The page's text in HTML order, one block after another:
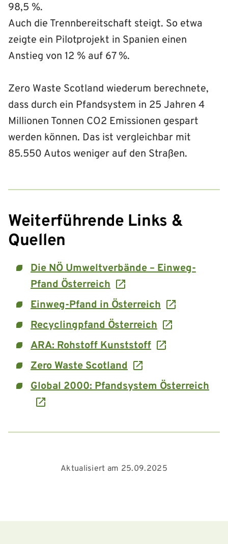
98,5 %.
Auch die Trennbereitschaft steigt. So etwa
zeigte ein Pilotprojekt in Spanien einen
Anstieg von 12 % auf 67 %.
Zero Waste Scotland wiederum berechnete,
dass durch ein Pfandsystem in 25 Jahren 4
Millionen Tonnen CO2 Emissionen gespart
werden können. Das ist vergleichbar mit
85.550 Autos weniger auf den Straßen.
Weiterführende Links &
Quellen
Die NÖ Umweltverbände – Einweg-
Pfand Österreich
Einweg-Pfand in Österreich
Recyclingpfand Österreich
ARA: Rohstoff Kunststoff
Zero Waste Scotland
Global 2000: Pfandsystem Österreich
Aktualisiert am 25.09.2025